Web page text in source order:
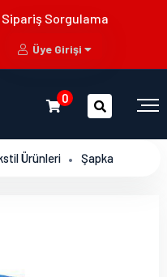
Sipariş Sorgulama
Üye Girişi
0
Ürünleri Şapka